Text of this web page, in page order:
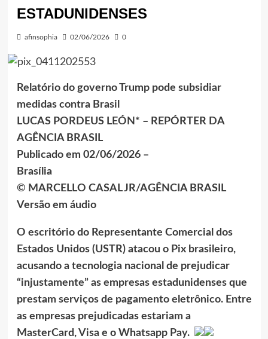
ESTADUNIDENSES
afinsophia 02/06/2026 0
Relatório do governo Trump pode subsidiar
medidas contra Brasil
LUCAS PORDEUS LEÓN* – REPÓRTER DA
AGÊNCIA BRASIL
Publicado em 02/06/2026 –
Brasília
© MARCELLO CASAL JR/AGÊNCIA BRASIL
Versão em áudio
O escritório do Representante Comercial dos
Estados Unidos (USTR) atacou o Pix brasileiro,
acusando a tecnologia nacional de prejudicar
“injustamente” as empresas estadunidenses que
prestam serviços de pagamento eletrônico. Entre
as empresas prejudicadas estariam a
MasterCard, Visa e o Whatsapp Pay.